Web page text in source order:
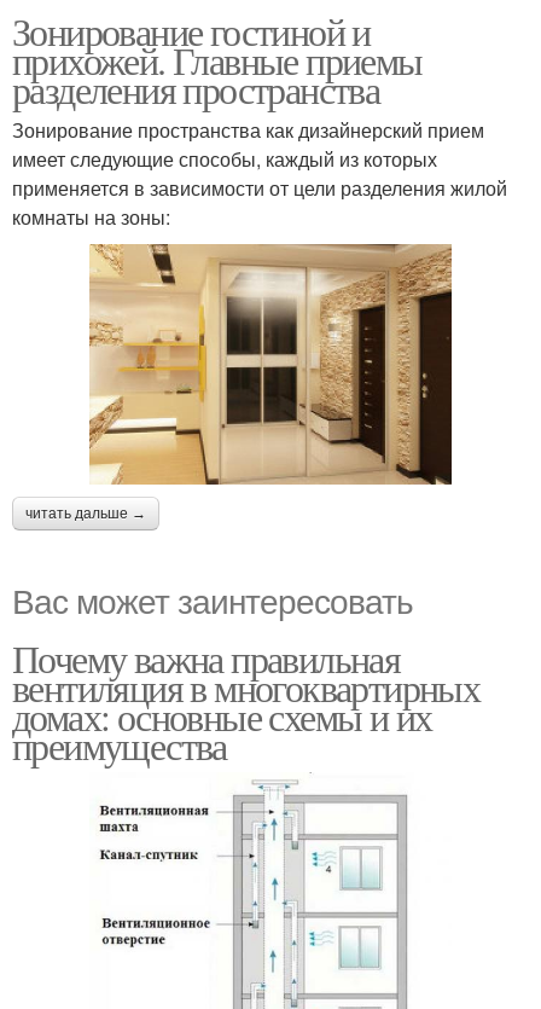
Зонирование гостиной и
прихожей. Главные приемы
разделения пространства
Зонирование пространства как дизайнерский прием
имеет следующие способы, каждый из которых
применяется в зависимости от цели разделения жилой
комнаты на зоны:
читать дальше →
Вас может заинтересовать
Почему важна правильная
вентиляция в многоквартирных
домах: основные схемы и их
преимущества